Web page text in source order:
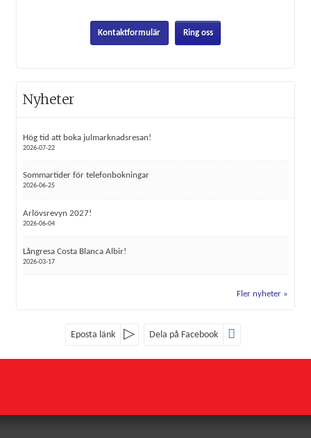
Kontaktformulär Ring oss
Nyheter
Hög tid att boka julmarknadsresan!
2026-07-22
Sommartider för telefonbokningar
2026-06-25
Arlövsrevyn 2027!
2026-06-04
Långresa Costa Blanca Albir!
2026-03-17
Fler nyheter
Eposta länk Dela på Facebook
Jag samtycker till dataskyddspolicyn.